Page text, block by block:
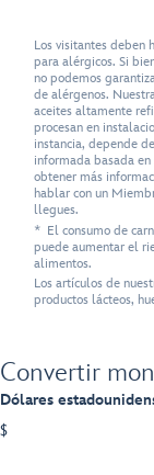
Los visitantes deben
para alérgicos. Si
no podemos
de alérgenos.
aceites altamente
procesan en
instancia, depende
informada basada
obtener más
hablar con un
llegues.
* El consumo de
puede aumentar el
alimentos.
Los artículos de
productos lácteos,
Convertir
Dólares
$